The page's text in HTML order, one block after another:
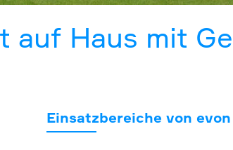
auf Haus mit
Einsatzbereiche von